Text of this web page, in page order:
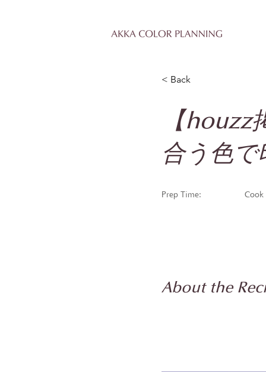
< Back
【
合う色
Prep Time: Cook
About the